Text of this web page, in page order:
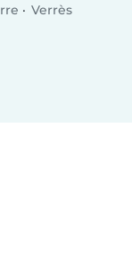
Verrès